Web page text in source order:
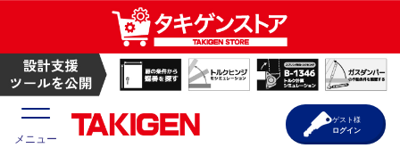
メニュー
ゲスト様
ログイン